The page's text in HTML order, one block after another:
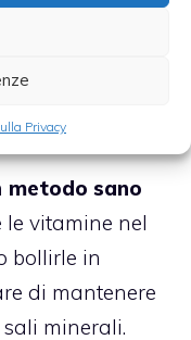
Privacy
e regala un
metodo sano
le vitamine nel
bollirle in
di mantenere
minerali.